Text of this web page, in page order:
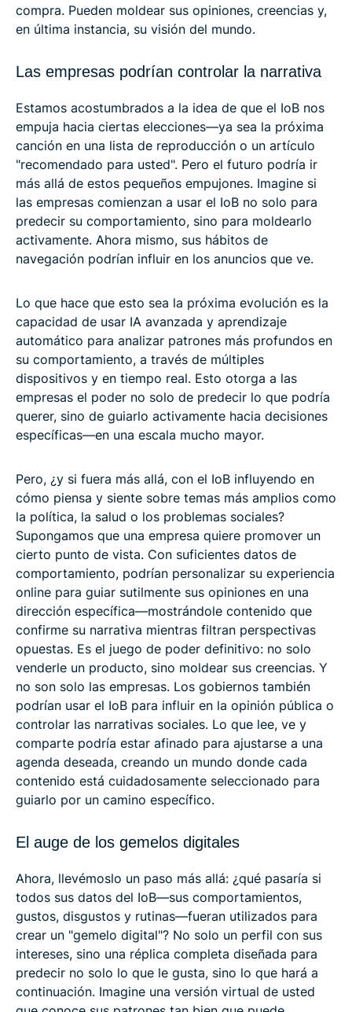
compra. Pueden moldear sus opiniones, creencias y,
en última instancia, su visión del mundo.
Las empresas podrían controlar la narrativa
Estamos acostumbrados a la idea de que el IoB nos
empuja hacia ciertas elecciones—ya sea la próxima
canción en una lista de reproducción o un artículo
"recomendado para usted". Pero el futuro podría ir
más allá de estos pequeños empujones. Imagine si
las empresas comienzan a usar el IoB no solo para
predecir su comportamiento, sino para moldearlo
activamente. Ahora mismo, sus hábitos de
navegación podrían influir en los anuncios que ve.
Lo que hace que esto sea la próxima evolución es la
capacidad de usar IA avanzada y aprendizaje
automático para analizar patrones más profundos en
su comportamiento, a través de múltiples
dispositivos y en tiempo real. Esto otorga a las
empresas el poder no solo de predecir lo que podría
querer, sino de guiarlo activamente hacia decisiones
específicas—en una escala mucho mayor.
Pero, ¿y si fuera más allá, con el IoB influyendo en
cómo piensa y siente sobre temas más amplios como
la política, la salud o los problemas sociales?
Supongamos que una empresa quiere promover un
cierto punto de vista. Con suficientes datos de
comportamiento, podrían personalizar su experiencia
online para guiar sutilmente sus opiniones en una
dirección específica—mostrándole contenido que
confirme su narrativa mientras filtran perspectivas
opuestas. Es el juego de poder definitivo: no solo
venderle un producto, sino moldear sus creencias. Y
no son solo las empresas. Los gobiernos también
podrían usar el IoB para influir en la opinión pública o
controlar las narrativas sociales. Lo que lee, ve y
comparte podría estar afinado para ajustarse a una
agenda deseada, creando un mundo donde cada
contenido está cuidadosamente seleccionado para
guiarlo por un camino específico.
El auge de los gemelos digitales
Ahora, llevémoslo un paso más allá: ¿qué pasaría si
todos sus datos del IoB—sus comportamientos,
gustos, disgustos y rutinas—fueran utilizados para
crear un "gemelo digital"? No solo un perfil con sus
intereses, sino una réplica completa diseñada para
predecir no solo lo que le gusta, sino lo que hará a
continuación. Imagine una versión virtual de usted